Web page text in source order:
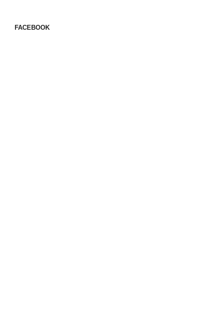
FACEBOOK